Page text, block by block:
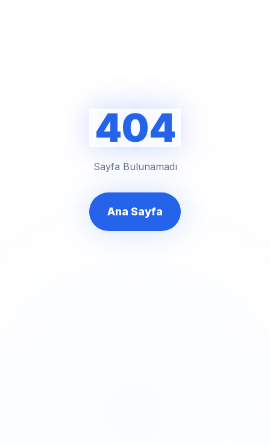
404
Sayfa Bulunamadı
Ana Sayfa